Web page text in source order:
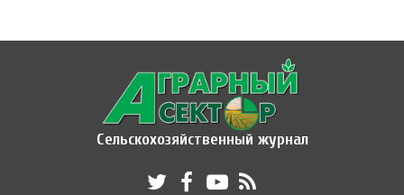
Сельскохозяйственный журнал